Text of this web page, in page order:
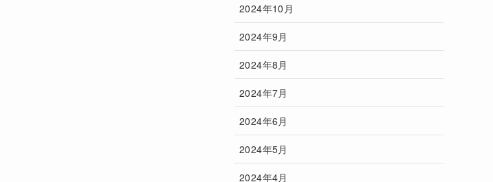
2024年10月
2024年9月
2024年8月
2024年7月
2024年6月
2024年5月
2024年4月